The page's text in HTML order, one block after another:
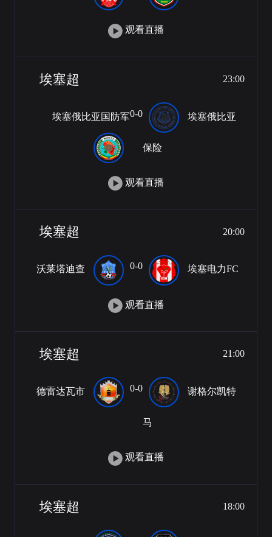
观看直播
埃塞超 23:00
埃塞俄比亚国防军0-0 埃塞俄比亚
保险
观看直播
埃塞超 20:00
沃莱塔迪查 0-0 埃塞电力FC
观看直播
埃塞超 21:00
德雷达瓦市 0-0 谢格尔凯特
马
观看直播
埃塞超 18:00